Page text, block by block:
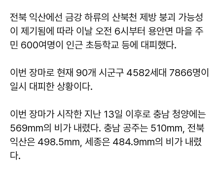
전북 익산에선 금강 하류의 산북천 제방 붕괴 가능성
이 제기됨에 따라 이날 오전 6시부터 용안면 마을 주
민 600여명이 인근 초등학교 등에 대피했다.
이번 장마로 현재 90개 시군구 4582세대 7866명이
일시 대피한 상황이다.
이번 장마가 시작한 지난 13일 이후로 충남 청양에는
569mm의 비가 내렸다. 충남 공주는 510mm, 전북
익산은 498.5mm, 세종은 484.9mm의 비가 내렸
다.